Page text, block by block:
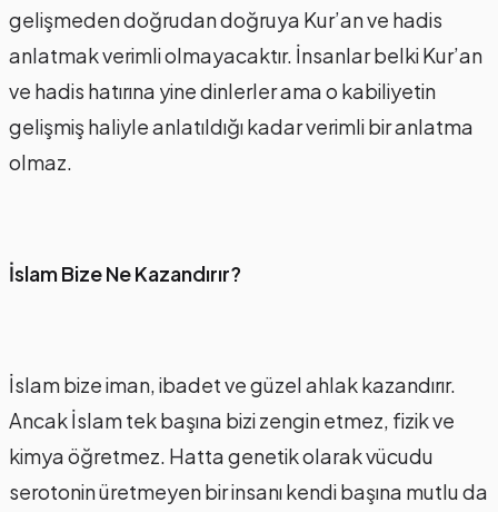
gelişmeden doğrudan doğruya Kur’an ve hadis
anlatmak verimli olmayacaktır. İnsanlar belki Kur’an
ve hadis hatırına yine dinlerler ama o kabiliyetin
gelişmiş haliyle anlatıldığı kadar verimli bir anlatma
olmaz.
İslam Bize Ne Kazandırır?
İslam bize iman, ibadet ve güzel ahlak kazandırır.
Ancak İslam tek başına bizi zengin etmez, fizik ve
kimya öğretmez. Hatta genetik olarak vücudu
serotonin üretmeyen bir insanı kendi başına mutlu da